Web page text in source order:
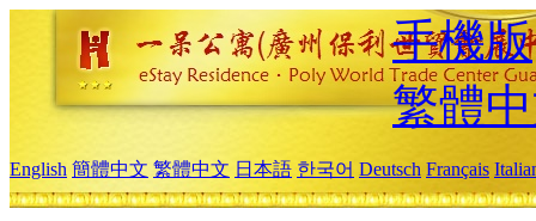
手機版
繁體
English 簡體中文 繁體中文 日本語 한국어 Deutsch Français